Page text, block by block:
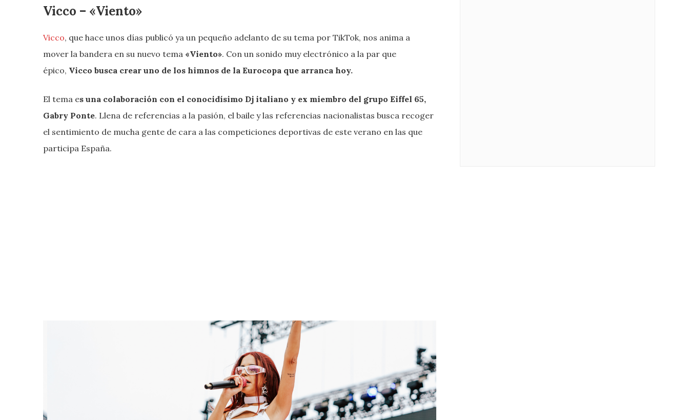
Vicco – «Viento»
Vicco, que hace unos días publicó ya un pequeño adelanto de su tema por TikTok, nos anima a
mover la bandera en su nuevo tema «Viento». Con un sonido muy electrónico a la par que
épico, Vicco busca crear uno de los himnos de la Eurocopa que arranca hoy.
El tema es una colaboración con el conocidísimo Dj italiano y ex miembro del grupo Eiffel 65,
Gabry Ponte. Llena de referencias a la pasión, el baile y las referencias nacionalistas busca recoger
el sentimiento de mucha gente de cara a las competiciones deportivas de este verano en las que
participa España.